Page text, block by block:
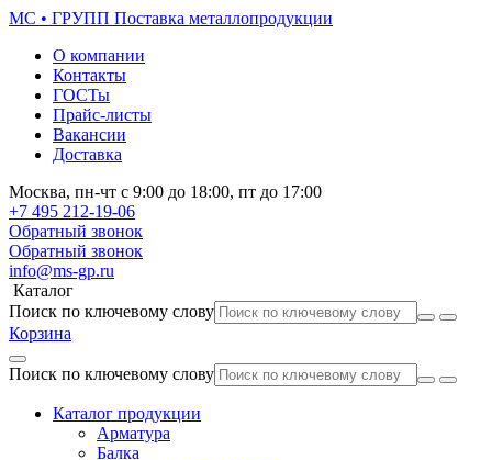
МС • ГРУПП Поставка металлопродукции
О компании
Контакты
ГОСТы
Прайс-листы
Вакансии
Доставка
Москва, пн-чт с 9:00 до 18:00, пт до 17:00
+7 495 212-19-06
Обратный звонок
Обратный звонок
info@ms-gp.ru
Каталог
Поиск по ключевому слову
Корзина
Поиск по ключевому слову
Каталог продукции
Арматура
Балка